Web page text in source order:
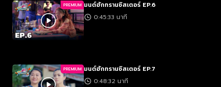
PREMIUM มนต์ฮักทรานซิสเตอร์ EP.6
0:45:33 นาที
PREMIUM มนต์ฮักทรานซิสเตอร์ EP.7
0:48:32 นาที